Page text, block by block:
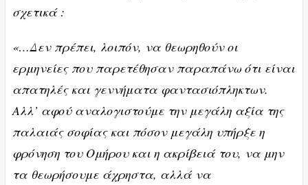
σχετικά :
«…Δεν πρέπει, λοιπόν, να θεωρηθούν οι
ερμηνείες που παρετέθησαν παραπάνω ότι είναι
απατηλές και γεννήματα φαντασιόπληκτων.
Αλλ’ αφού αναλογιστούμε την μεγάλη αξία της
παλαιάς σοφίας και πόσον μεγάλη υπήρξε η
φρόνηση του Ομήρου και η ακρίβειά του, να μην
τα θεωρήσουμε άχρηστα, αλλά να